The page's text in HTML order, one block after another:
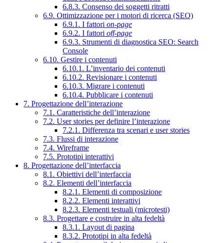
6.8.3. Consenso dei soggetti ritratti
6.9. Ottimizzazione per i motori di ricerca (SEO)
6.9.1. I fattori on-page
6.9.2. I fattori off-page
6.9.3. Strumenti di diagnostica SEO: Search
Console
6.10. Gestire i contenuti
6.10.1. L’inventario dei contenuti
6.10.2. Revisionare i contenuti
6.10.3. Migrare i contenuti
6.10.4. Pubblicare i contenuti
7. Progettazione dell’interazione
7.1. Caratteristiche dell’interazione
7.2. User stories per definire l’interazione
7.2.1. Differenza tra scenari e user stories
7.3. Flussi di interazione
7.4. Wireframe
7.5. Prototipi interattivi
8. Progettazione dell’interfaccia
8.1. Obiettivi dell’interfaccia
8.2. Elementi dell’interfaccia
8.2.1. Elementi di composizione
8.2.2. Elementi interattivi
8.2.3. Elementi testuali (microtesti)
8.3. Progettare e costruire in alta fedeltà
8.3.1. Layout di pagina
8.3.2. Prototipi in alta fedeltà